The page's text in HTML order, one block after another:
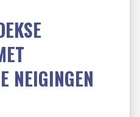
NEIGINGEN